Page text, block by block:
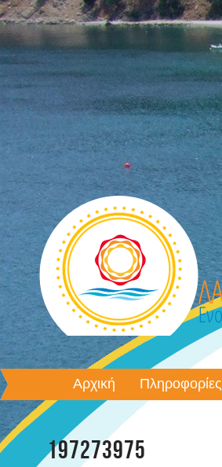
Αρχική Πληροφορίες
197273975